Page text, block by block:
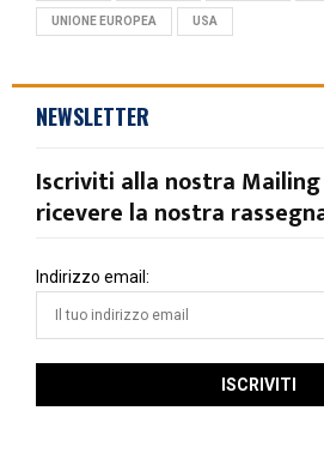
UNIONE EUROPEA USA
NEWSLETTER
Iscriviti alla nostra
ricevere la nostra
Indirizzo email: